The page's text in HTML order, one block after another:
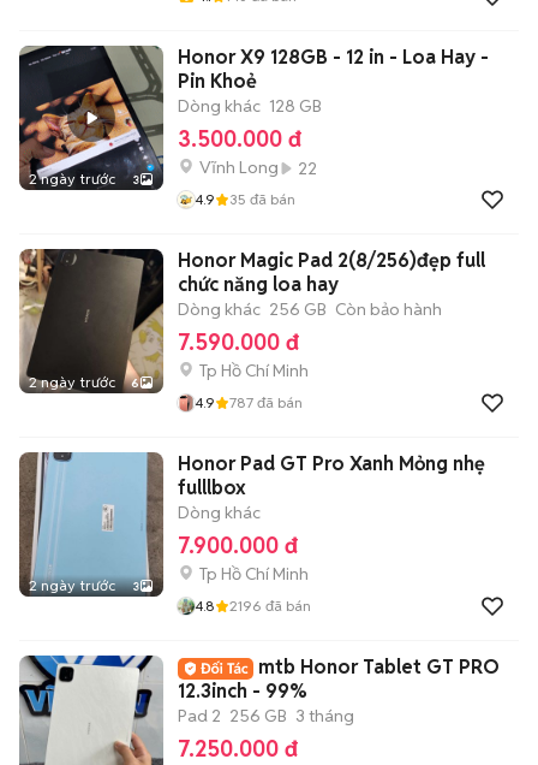
2 ngày trước 3
Honor X9 128GB - 12 in - Loa Hay -
Pin Khoẻ
Dòng khác 128 GB
3.500.000 đ
Vĩnh Long 22
4.9 35 đã bán
2 ngày trước 6
Honor Magic Pad 2(8/256)đẹp full
chức năng loa hay
Dòng khác 256 GB Còn bảo hành
7.590.000 đ
Tp Hồ Chí Minh
4.9 787 đã bán
2 ngày trước 3
Honor Pad GT Pro Xanh Mỏng nhẹ
fulllbox
Dòng khác
7.900.000 đ
Tp Hồ Chí Minh
4.8 2196 đã bán
mtb Honor Tablet GT PRO
12.3inch - 99%
Pad 2 256 GB 3 tháng
7.250.000 đ